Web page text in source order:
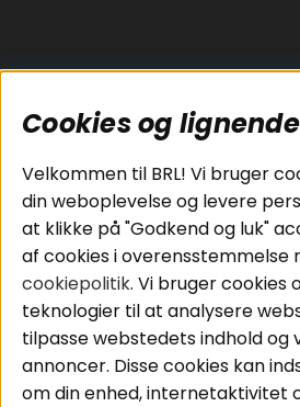
Populære sider
Pakkeløsninger
Bilstereo
Højttalere
Forstærker
Smartphone
Tilbehør
Kabler
Cookies og
Velkommen til BRL! Vi bruger
din weboplevelse og levere
at klikke på "Godkend og luk"
af cookies i overensstemmelse
cookiepolitik. Vi bruger cookies
teknologier til at analysere
tilpasse webstedets indhold og
annoncer. Disse cookies kan
om din enhed, internetaktivitet